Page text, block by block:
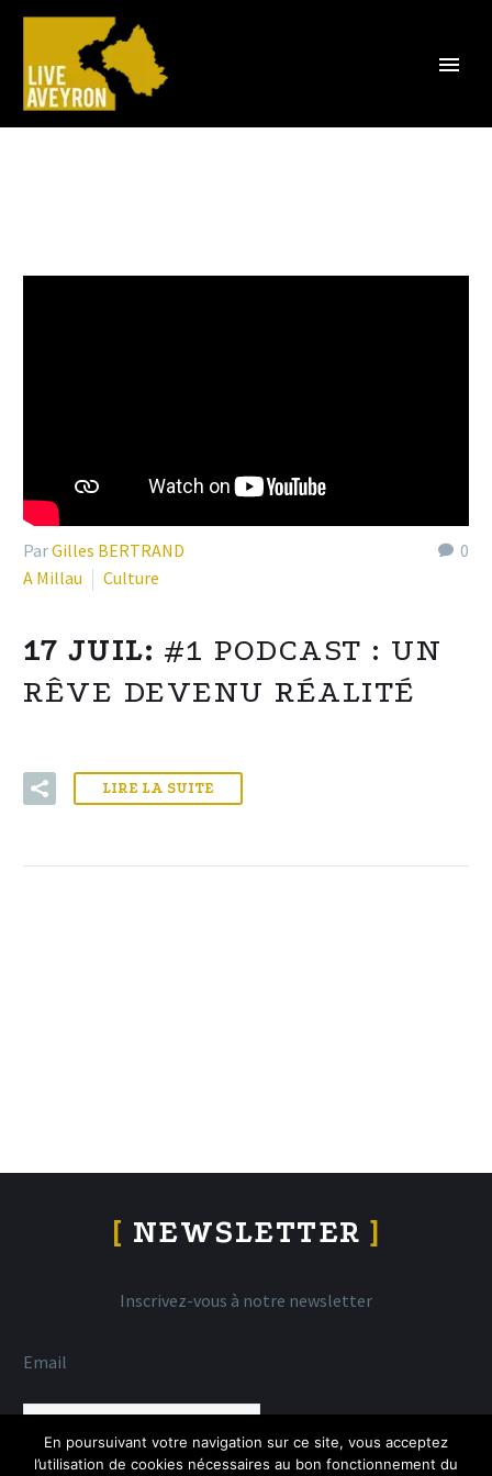
0
ParGilles BERTRAND
A Millau
Culture
17 JUIL: #1 PODCAST : UN
RÊVE DEVENU RÉALITÉ
LIRE LA SUITE
[ NEWSLETTER ]
Inscrivez-vous à notre newsletter
Email
VALIDER
En poursuivant votre navigation sur ce site, vous acceptez
l’utilisation de cookies nécessaires au bon fonctionnement du